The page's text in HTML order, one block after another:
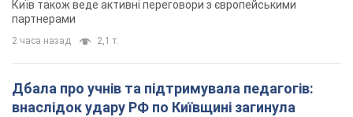
Київ також веде активні переговори з європейськими
партнерами
2 часа назад 2,1 т.
Дбала про учнів та підтримувала педагогів:
внаслідок удару РФ по Київщині загинула